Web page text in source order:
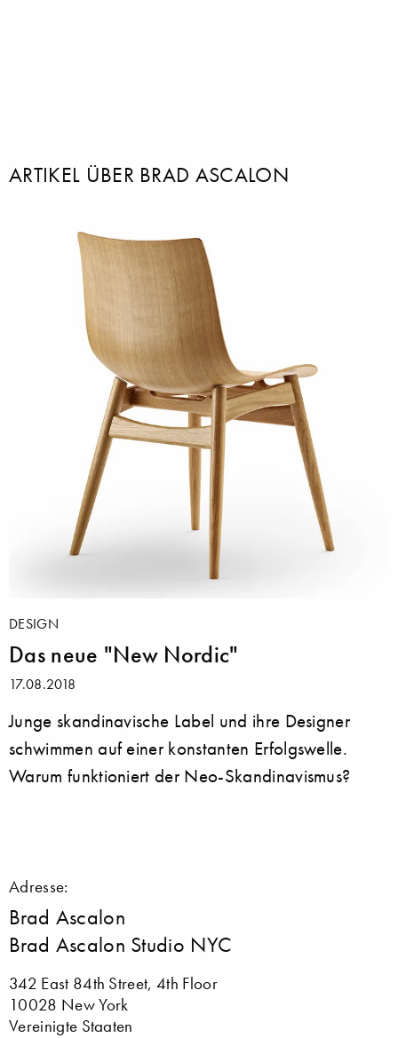
ARTIKEL ÜBER BRAD ASCALON
DESIGN
Das neue "New Nordic"
17.08.2018
Junge skandinavische Label und ihre Designer
schwimmen auf einer konstanten Erfolgswelle.
Warum funktioniert der Neo-Skandinavismus?
Adresse:
Brad Ascalon
Brad Ascalon Studio NYC
342 East 84th Street, 4th Floor
10028 New York
Vereinigte Staaten